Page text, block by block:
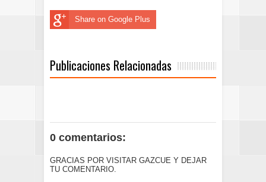
Share on Google Plus
Publicaciones Relacionadas
0 comentarios:
GRACIAS POR VISITAR GAZCUE Y DEJAR
TU COMENTARIO.